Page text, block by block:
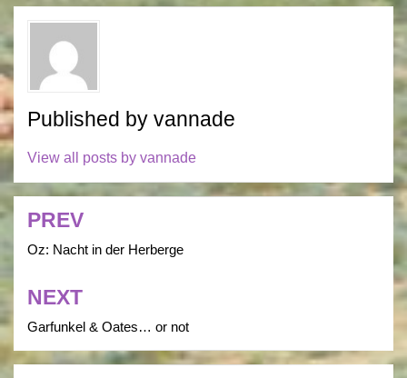
Published by vannade
View all posts by vannade
Post
navigation
PREV
Oz: Nacht in der Herberge
NEXT
Garfunkel & Oates… or not